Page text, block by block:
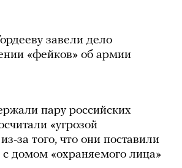
завели дело
«фейков» об армии
пару российских
«угрозой
за того, что они поставили
домом «охраняемого лица»